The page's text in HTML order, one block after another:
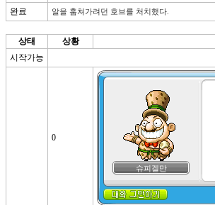
완료 알을 훔쳐가려던 호브를 처치했다.
상태 상황
시작가능
0
슈피겔만